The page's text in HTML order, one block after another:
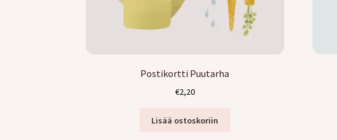
Postikortti Puutarha
€2,20
Lisää ostoskoriin